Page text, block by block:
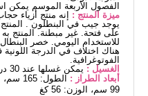
الفصول الأربعة الموسم يمكن
ميزة المنتج : إنه منتج أزياء
يوجد جيب في البنطلون . المنتج
على فتحة. غير مبطنة. المنتج
للاستخدام اليومي. خصر
هناك اختلاف في الدرجة
الفوتوغرافية.
الغسيل : يمكن غسلها عند 30 درجة دون كتابة. (غسيل دقيق)
أبعاد الطراز :
99 سم، الوزن: 56 كغ